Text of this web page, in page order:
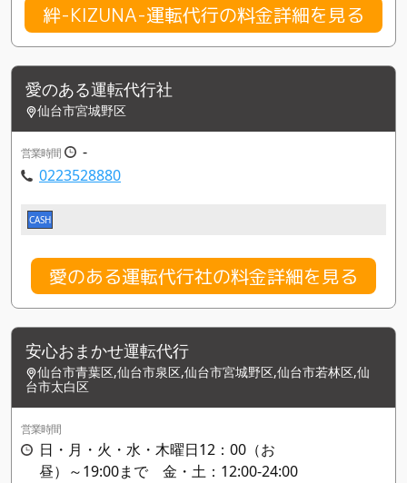
絆-KIZUNA-運転代行の料金詳細を見る
愛のある運転代行社
仙台市宮城野区
営業時間
-
0223528880
CASH
愛のある運転代行社の料金詳細を見る
安心おまかせ運転代行
仙台市青葉区,仙台市泉区,仙台市宮城野区,仙台市若林区,仙
台市太白区
営業時間
日・月・火・水・木曜日12：00（お
昼）～19:00まで 金・土：12:00-24:00